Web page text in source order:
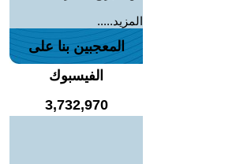
المزيد.....
المعجبين بنا على
الفيسبوك
3,732,970